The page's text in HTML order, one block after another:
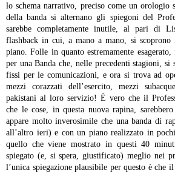
lo schema narrativo, preciso come un orologio
della banda si alternano gli spiegoni del
sarebbe completamente inutile, al pari di
flashback in cui, a mano a mano, si
piano. Folle in quanto estremamente
per una Banda che, nelle precedenti stagioni,
fissi per le comunicazioni, e ora si trova ad
mezzi corazzati dell’esercito, mezzi
pakistani al loro servizio! È vero che il
che le cose, in questa nuova rapina,
appare molto inverosimile che una banda di
all’altro ieri) e con un piano realizzato in
quello che viene mostrato in questi 40
spiegato (e, si spera, giustificato) meglio nei
l’unica spiegazione plausibile per questo è che